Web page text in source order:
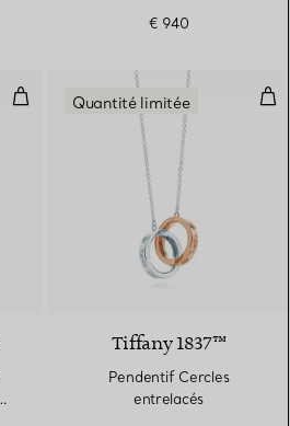
€ 940
Pendentif à maillons en perle
Quantité limitée
Tiffany 1837™
Pendentif Cercles
entrelacés